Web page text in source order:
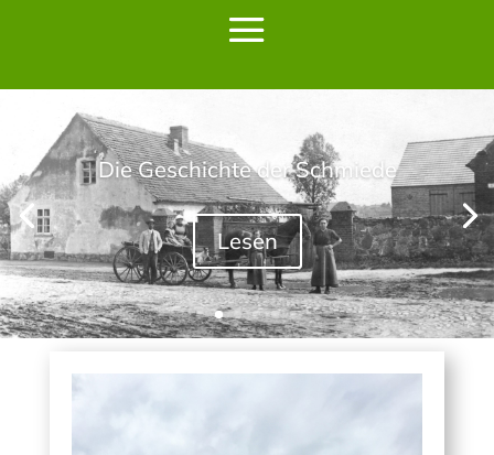
Die Geschichte der Schmiede
Lesen